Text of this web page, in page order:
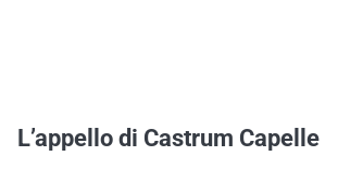
L’appello di Castrum Capelle